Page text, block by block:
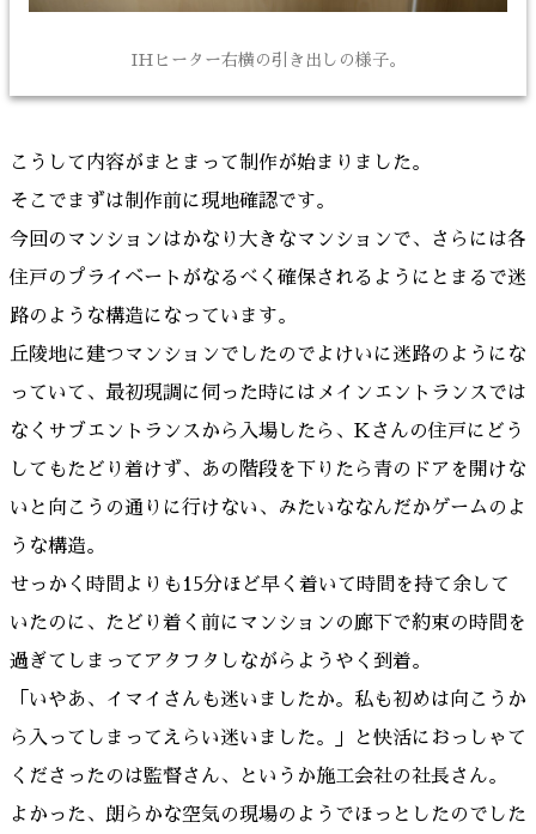
IHヒーター右横の引き出しの様子。
こうして内容がまとまって制作が始まりました。
そこでまずは制作前に現地確認です。
今回のマンションはかなり大きなマンションで、さらには各
住戸のプライベートがなるべく確保されるようにとまるで迷
路のような構造になっています。
丘陵地に建つマンションでしたのでよけいに迷路のようにな
っていて、最初現調に伺った時にはメインエントランスでは
なくサブエントランスから入場したら、Kさんの住戸にどう
してもたどり着けず、あの階段を下りたら青のドアを開けな
いと向こうの通りに行けない、みたいななんだかゲームのよ
うな構造。
せっかく時間よりも15分ほど早く着いて時間を持て余して
いたのに、たどり着く前にマンションの廊下で約束の時間を
過ぎてしまってアタフタしながらようやく到着。
「いやあ、イマイさんも迷いましたか。私も初めは向こうか
ら入ってしまってえらい迷いました。」と快活におっしゃて
くださったのは監督さん、というか施工会社の社長さん。
よかった、朗らかな空気の現場のようでほっとしたのでした